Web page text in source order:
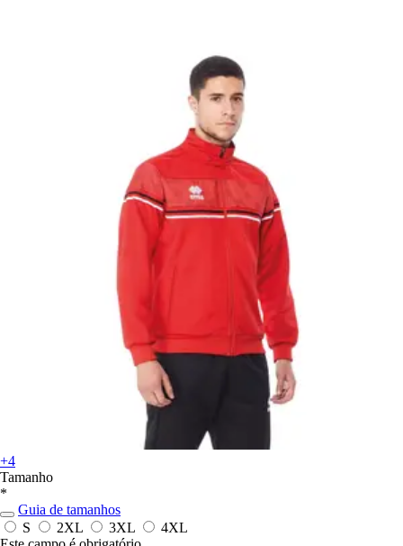
+4
Tamanho
*
Guia de tamanhos
S
2XL 3XL
4XL